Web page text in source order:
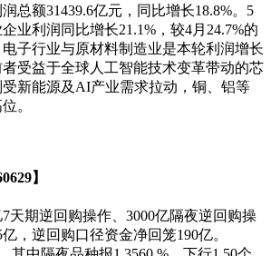
总额31439.6亿元，同比增长18.8%。5
业利润同比增长21.1%，较4月24.7%的
子行业与原材料制造业是本轮利润增长
受益于全球人工智能技术变革带动的芯
新能源及AI产业需求拉动，铜、铝等
。
】
天期逆回购操作、3000亿隔夜逆回购操
，逆回购口径资金净回笼190亿。